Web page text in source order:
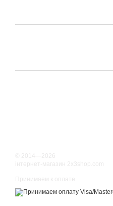
© 2014—2026
інтернет-магазин 2x3shop.com
Принимаем к оплате